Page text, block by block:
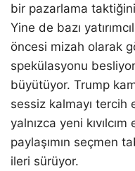
bir pazarlama
Yine de bazı
öncesi mizah olarak
spekülasyonu
büyütüyor. Trump
sessiz kalmayı
yalnızca yeni
paylaşımın seçmen
ileri sürüyor.